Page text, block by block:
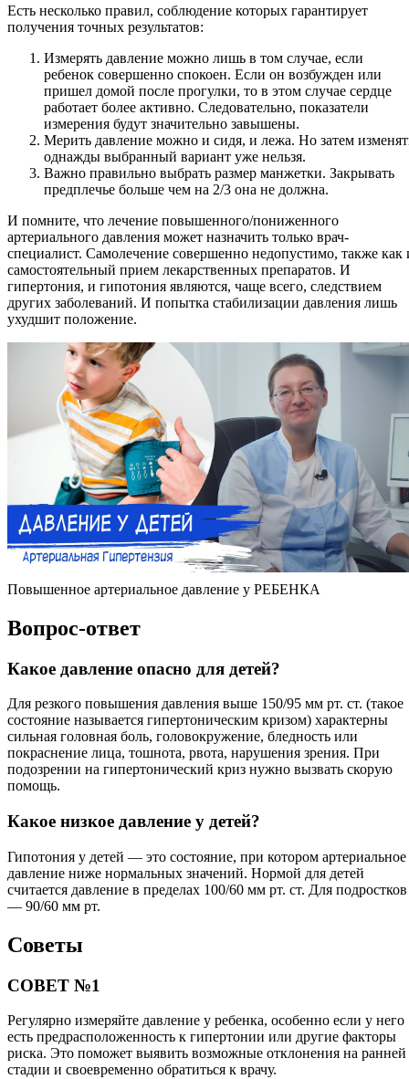
Есть несколько правил, соблюдение которых гарантирует
получения точных результатов:
Измерять давление можно лишь в том случае, если
ребенок совершенно спокоен. Если он возбужден или
пришел домой после прогулки, то в этом случае сердце
работает более активно. Следовательно, показатели
измерения будут значительно завышены.
Мерить давление можно и сидя, и лежа. Но затем
однажды выбранный вариант уже нельзя.
Важно правильно выбрать размер манжетки. Закрывать
предплечье больше чем на 2/3 она не должна.
И помните, что лечение повышенного/пониженного
артериального давления может назначить только врач-
специалист. Самолечение совершенно недопустимо, также как
самостоятельный прием лекарственных препаратов. И
гипертония, и гипотония являются, чаще всего, следствием
других заболеваний. И попытка стабилизации давления лишь
ухудшит положение.
Повышенное артериальное давление у РЕБЕНКА
Вопрос-ответ
Какое давление опасно для детей?
Для резкого повышения давления выше 150/95 мм рт. ст. (такое
состояние называется гипертоническим кризом) характерны
сильная головная боль, головокружение, бледность или
покраснение лица, тошнота, рвота, нарушения зрения. При
подозрении на гипертонический криз нужно вызвать скорую
помощь.
Какое низкое давление у детей?
Гипотония у детей — это состояние, при котором артериальное
давление ниже нормальных значений. Нормой для детей
считается давление в пределах 100/60 мм рт. ст. Для подростков
— 90/60 мм рт.
Советы
СОВЕТ №1
Регулярно измеряйте давление у ребенка, особенно если у него
есть предрасположенность к гипертонии или другие факторы
риска. Это поможет выявить возможные отклонения на ранней
стадии и своевременно обратиться к врачу.